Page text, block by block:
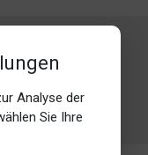
Analyse der
Sie Ihre